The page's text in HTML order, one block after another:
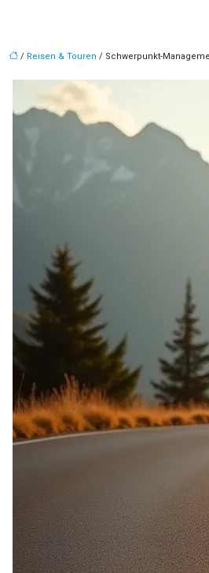
/ Reisen & Touren / Schwerpunkt-